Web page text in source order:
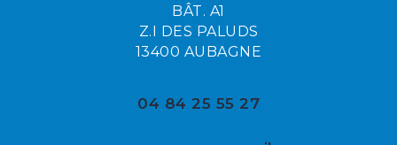
BÂT. A1
Z.I DES PALUDS
13400 AUBAGNE
04 84 25 55 27